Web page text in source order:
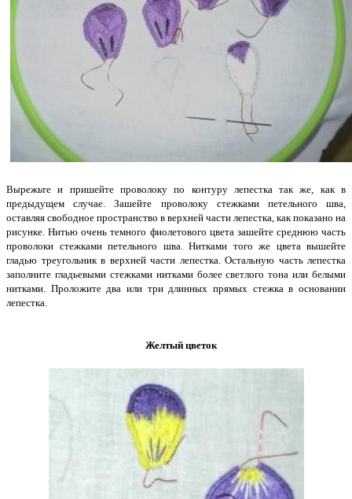
Вырежьте и пришейте проволоку по контуру лепестка так же, как в
предыдущем случае. Зашейте проволоку стежками петельного шва,
оставляя свободное пространство в верхней части лепестка, как показано на
рисунке. Нитью очень темного фиолетового цвета зашейте среднюю часть
проволоки стежками петельного шва. Нитками того же цвета вышейте
гладью треугольник в верхней части лепестка. Остальную часть лепестка
заполните гладьевыми стежками нитками более светлого тона или белыми
нитками. Проложите два или три длинных прямых стежка в основании
лепестка.
Желтый цветок